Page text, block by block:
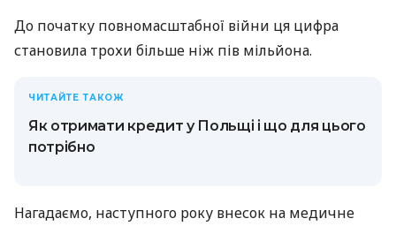
До початку повномасштабної війни ця цифра
становила трохи більше ніж пів мільйона.
ЧИТАЙТЕ ТАКОЖ
Як отримати кредит у Польщі і що для цього
потрібно
Нагадаємо, наступного року внесок на медичне